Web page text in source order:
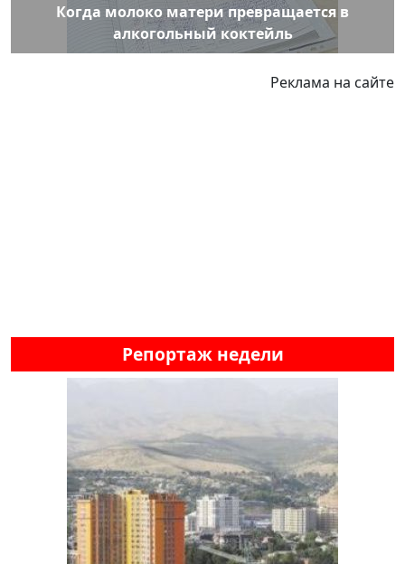
Когда молоко матери превращается в
алкогольный коктейль
Реклама на сайте
Репортаж недели